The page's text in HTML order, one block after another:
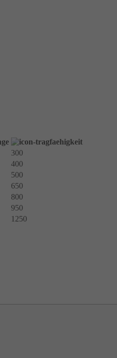
300
400
500
650
800
950
1250